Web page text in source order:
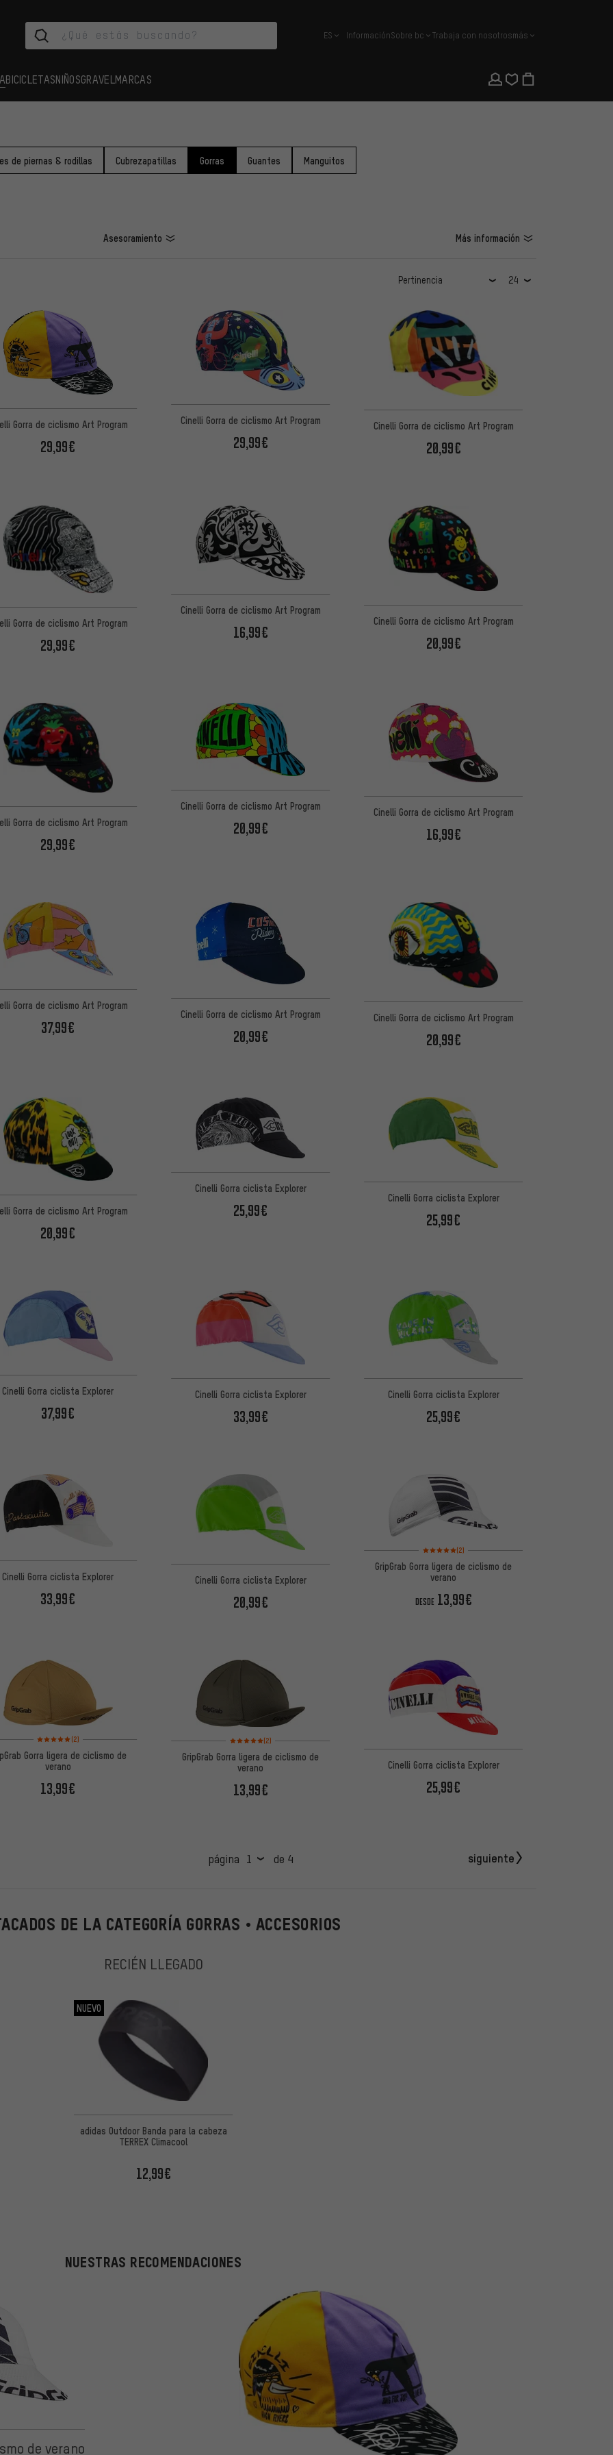
español
ES InformaciónSobre bc Trabaja con nosotrosmás
BICICLETASNIÑOSGRAVEL MARCAS
de piernas & rodillas Cubrezapatillas Gorras Guantes Manguitos
Asesoramiento Más información
Gorra de ciclismo Art Program
29,99€
Cinelli Gorra de ciclismo Art Program
29,99€
Cinelli Gorra de ciclismo Art Program
20,99€
Gorra de ciclismo Art Program
29,99€
Cinelli Gorra de ciclismo Art Program
16,99€
Cinelli Gorra de ciclismo Art Program
20,99€
Gorra de ciclismo Art Program
29,99€
Cinelli Gorra de ciclismo Art Program
20,99€
Cinelli Gorra de ciclismo Art Program
16,99€
Gorra de ciclismo Art Program
37,99€
Cinelli Gorra de ciclismo Art Program
20,99€
Cinelli Gorra de ciclismo Art Program
20,99€
Gorra de ciclismo Art Program
20,99€
Cinelli Gorra ciclista Explorer
25,99€
Cinelli Gorra ciclista Explorer
25,99€
Cinelli Gorra ciclista Explorer
37,99€
Cinelli Gorra ciclista Explorer
33,99€
Cinelli Gorra ciclista Explorer
25,99€
Cinelli Gorra ciclista Explorer
33,99€
Cinelli Gorra ciclista Explorer
20,99€
Valoración media: 5 de 5 basada en 2 reseñas
(2)
GripGrab Gorra ligera de ciclismo de
verano
DESDE 13,99€
Valoración media: 5 de 5 basada en 2 reseñas
(2)
Gorra ligera de ciclismo de
verano
13,99€
Valoración media: 5 de 5 basada en 2 reseñas
(2)
GripGrab Gorra ligera de ciclismo de
verano
13,99€
Cinelli Gorra ciclista Explorer
25,99€
página de 4 siguiente
DE LA CATEGORÍA GORRAS • ACCESORIOS
RECIÉN LLEGADO
NUEVO
adidas Outdoor Banda para la cabeza
TERREX Climacool
12,99€
NUESTRAS RECOMENDACIONES
de verano